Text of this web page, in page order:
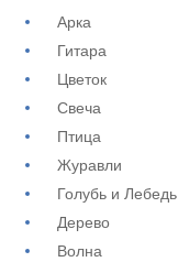
Арка
Гитара
Цветок
Свеча
Птица
Журавли
Голубь и Лебедь
Дерево
Волна